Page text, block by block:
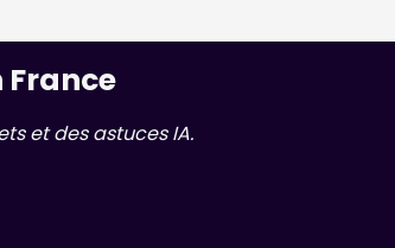
et des astuces IA.